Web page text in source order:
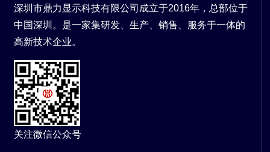
深圳市鼎力显示科技有限公司成立于2016年，总部位于
中国深圳。是一家集研发、生产、销售、服务于一体的
高新技术企业。
关注微信公众号